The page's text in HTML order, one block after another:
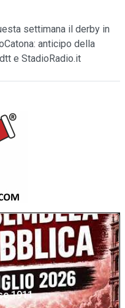
settimana il derby in
anticipo della
e StadioRadio.it
1911